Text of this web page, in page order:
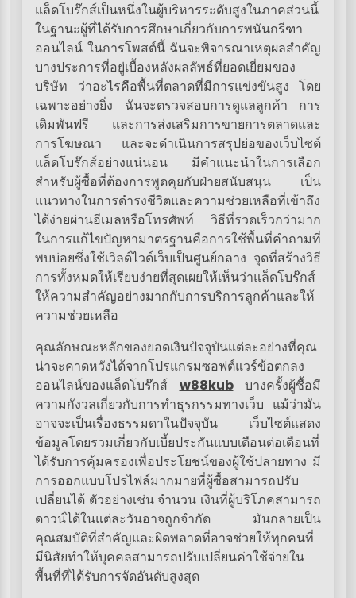
แล็ดโบร๊กส์เป็นหนึ่งในผู้บริหารระดับสูงในภาคส่วนนี้
ในฐานะผู้ที่ได้รับการศึกษาเกี่ยวกับการพนันกรีฑา
ออนไลน์ ในการโพสต์นี้ ฉันจะพิจารณาเหตุผลสำคัญ
บางประการที่อยู่เบื้องหลังผลลัพธ์ที่ยอดเยี่ยมของ
บริษัท ว่าอะไรคือพื้นที่ตลาดที่มีการแข่งขันสูง โดย
เฉพาะอย่างยิ่ง ฉันจะตรวจสอบการดูแลลูกค้า การ
เดิมพันฟรี และการส่งเสริมการขายการตลาดและ
การโฆษณา และจะดำเนินการสรุปย่อของเว็บไซต์
แล็ดโบร๊กส์อย่างแน่นอน มีคำแนะนำในการเลือก
สำหรับผู้ซื้อที่ต้องการพูดคุยกับฝ่ายสนับสนุน เป็น
แนวทางในการดำรงชีวิตและความช่วยเหลือที่เข้าถึง
ได้ง่ายผ่านอีเมลหรือโทรศัพท์ วิธีที่รวดเร็วกว่ามาก
ในการแก้ไขปัญหามาตรฐานคือการใช้พื้นที่คำถามที่
พบบ่อยซึ่งใช้เวิลด์ไวด์เว็บเป็นศูนย์กลาง จุดที่สร้างวิธี
การทั้งหมดให้เรียบง่ายที่สุดเผยให้เห็นว่าแล็ดโบร๊กส์
ให้ความสำคัญอย่างมากกับการบริการลูกค้าและให้
ความช่วยเหลือ
คุณลักษณะหลักของยอดเงินปัจจุบันแต่ละอย่างที่คุณ
น่าจะคาดหวังได้จากโปรแกรมซอฟต์แวร์ข้อตกลง
ออนไลน์ของแล็ดโบร๊กส์ w88kubบางครั้งผู้ซื้อมี
ความกังวลเกี่ยวกับการทำธุรกรรมทางเว็บ แม้ว่ามัน
อาจจะเป็นเรื่องธรรมดาในปัจจุบัน เว็บไซต์แสดง
ข้อมูลโดยรวมเกี่ยวกับเบี้ยประกันแบบเดือนต่อเดือนที่
ได้รับการคุ้มครองเพื่อประโยชน์ของผู้ใช้ปลายทาง มี
การออกแบบโปรไฟล์มากมายที่ผู้ซื้อสามารถปรับ
เปลี่ยนได้ ตัวอย่างเช่น จำนวน เงินที่ผู้บริโภคสามารถ
ดาวน์ได้ในแต่ละวันอาจถูกจำกัด มันกลายเป็น
คุณสมบัติที่สำคัญและผิดพลาดที่อาจช่วยให้ทุกคนที่
มีนิสัยทำให้บุคคลสามารถปรับเปลี่ยนค่าใช้จ่ายใน
พื้นที่ที่ได้รับการจัดอันดับสูงสุด